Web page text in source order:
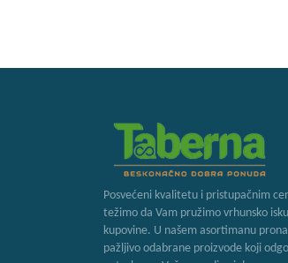
Posvećeni kvalitetu i pristupačnim
težimo da Vam pružimo vrhunsko
kupovine. U našem asortimanu
pažljivo odabrane proizvode koji